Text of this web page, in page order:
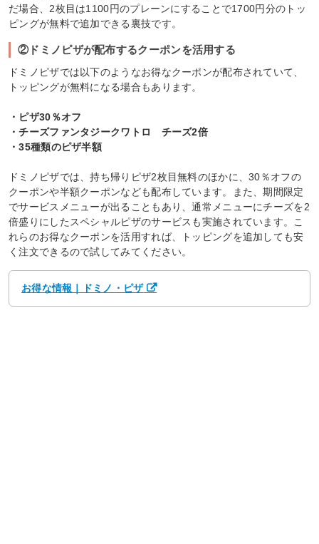
だ場合、2枚目は1100円のプレーンにすることで1700円分のトッ
ピングが無料で追加できる裏技です。
②ドミノピザが配布するクーポンを活用する
ドミノピザでは以下のようなお得なクーポンが配布されていて、
トッピングが無料になる場合もあります。
・ピザ30％オフ
・チーズファンタジークワトロ チーズ2倍
・35種類のピザ半額
ドミノピザでは、持ち帰りピザ2枚目無料のほかに、30％オフの
クーポンや半額クーポンなども配布しています。また、期間限定
でサービスメニューが出ることもあり、通常メニューにチーズを2
倍盛りにしたスペシャルピザのサービスも実施されています。こ
れらのお得なクーポンを活用すれば、トッピングを追加しても安
く注文できるので試してみてください。
お得な情報｜ドミノ・ピザ